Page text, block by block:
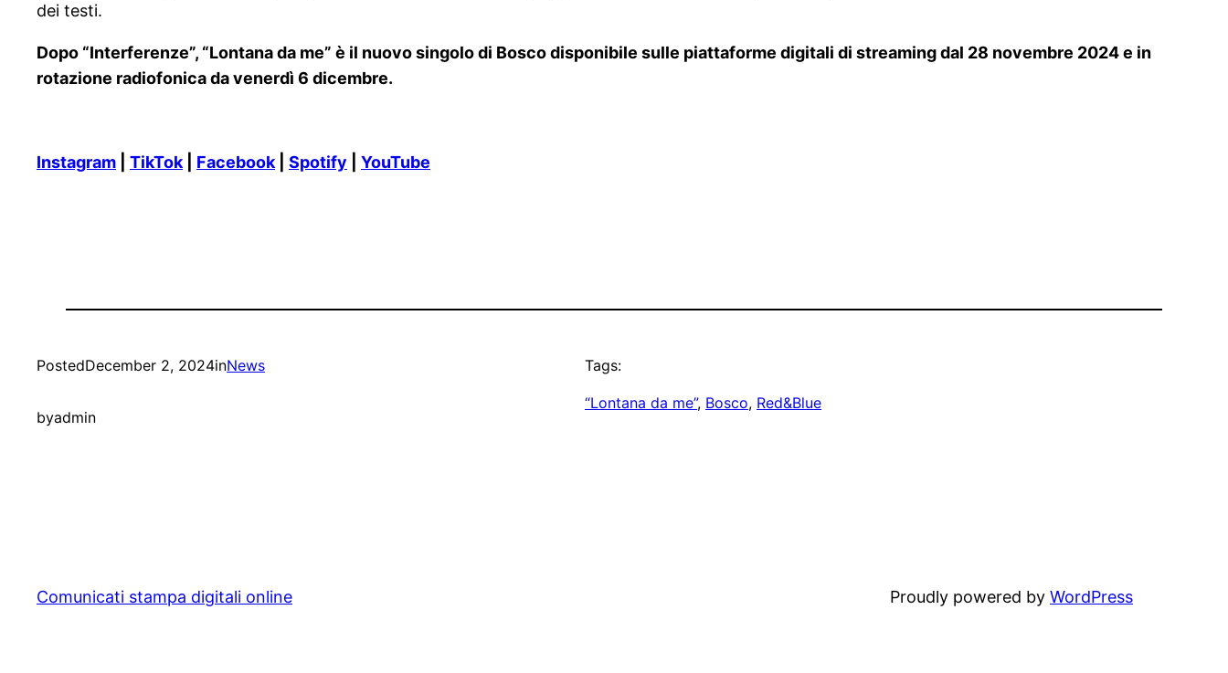
dei testi.
Dopo “Interferenze”, “Lontana da me” è il nuovo singolo di Bosco disponibile sulle piattaforme digitali di streaming dal 28 novembre 2024 e in
rotazione radiofonica da venerdì 6 dicembre.
Instagram TikTok| Facebook| Spotify YouTube
PostedDecember 2, 2024inNews
byadmin
Tags:
“Lontana da me”, Bosco, Red&Blue
Comunicati stampa digitali online Proudly powered by WordPress